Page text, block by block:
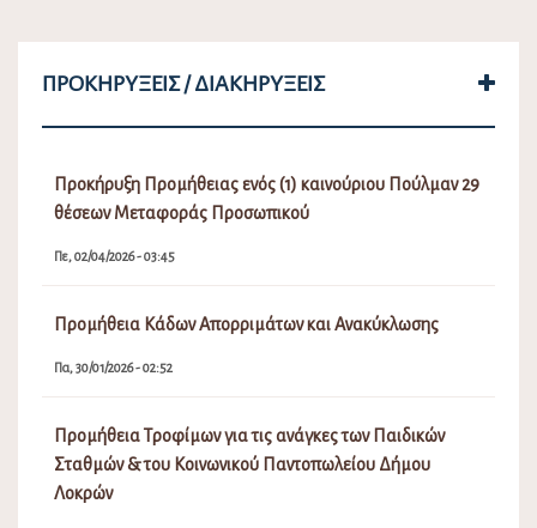
ΠΡΟΚΗΡΎΞΕΙΣ / ΔΙΑΚΗΡΎΞΕΙΣ
Προκήρυξη Προμήθειας ενός (1) καινούριου Πούλμαν 29
θέσεων Μεταφοράς Προσωπικού
Πε, 02/04/2026 - 03:45
Προμήθεια Κάδων Απορριμάτων και Ανακύκλωσης
Πα, 30/01/2026 - 02:52
Προμήθεια Τροφίμων για τις ανάγκες των Παιδικών
Σταθμών & του Κοινωνικού Παντοπωλείου Δήμου
Λοκρών